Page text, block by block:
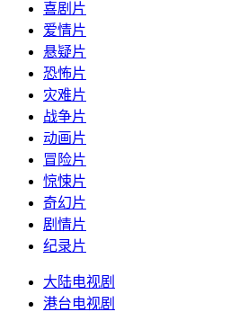
喜剧片
爱情片
悬疑片
恐怖片
灾难片
战争片
动画片
冒险片
惊悚片
奇幻片
剧情片
纪录片
大陆电视剧
港台电视剧